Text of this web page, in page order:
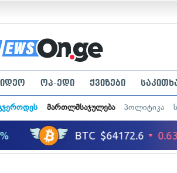
ოპ-ედი ქვიზები
მართლმსაჯულება პოლიტიკა